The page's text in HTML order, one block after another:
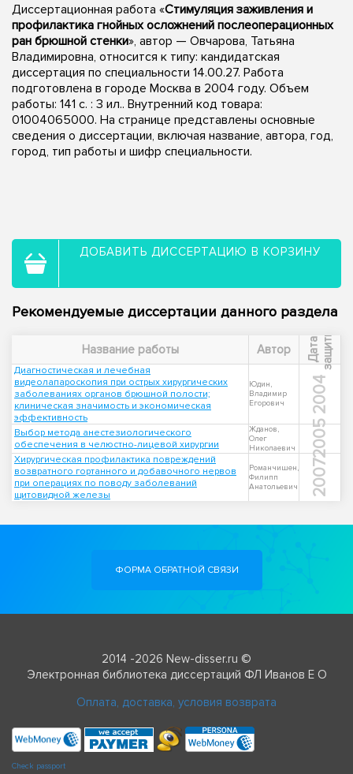
Диссертационная работа «Стимуляция заживления и
профилактика гнойных осложнений послеоперационных
ран брюшной стенки», автор — Овчарова, Татьяна
Владимировна, относится к типу: кандидатская
диссертация по специальности 14.00.27. Работа
подготовлена в городе Москва в 2004 году. Объем
работы: 141 с. : 3 ил.. Внутренний код товара:
01004065000. На странице представлены основные
сведения о диссертации, включая название, автора, год,
город, тип работы и шифр специальности.
ДОБАВИТЬ ДИССЕРТАЦИЮ В КОРЗИНУ
Рекомендуемые диссертации данного раздела
Название работы Автор Д
а
т
а
з
а
щ
и
т ы
Диагностическая и лечебная
видеолапароскопия при острых хирургических
заболеваниях органов брюшной полости;
клиническая значимость и экономическая
эффективность
Юдин,
Владимир
Егорович
2004
Выбор метода анестезиологического
обеспечения в челюстно-лицевой хирургии
Жданов,
Олег
Николаевич
2005
Хирургическая профилактика повреждений
возвратного гортанного и добавочного нервов
при операциях по поводу заболеваний
щитовидной железы
Романчишен,
Филипп
Анатольевич
2007
ФОРМА ОБРАТНОЙ СВЯЗИ
2014 -2026 New-disser.ru ©
Электронная библиотека диссертаций ФЛ Иванов Е О
Оплата, доставка, условия возврата
Check passport